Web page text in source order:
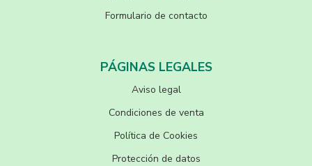
Formulario de contacto
PÁGINAS LEGALES
Aviso legal
Condiciones de venta
Política de Cookies
Protección de datos